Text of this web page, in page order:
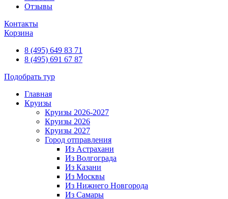
Отзывы
Контакты
Корзина
8 (495) 649 83 71
8 (495) 691 67 87
Подобрать тур
Главная
Круизы
Круизы 2026-2027
Круизы 2026
Круизы 2027
Город отправления
Из Астрахани
Из Волгограда
Из Казани
Из Москвы
Из Нижнего Новгорода
Из Самары